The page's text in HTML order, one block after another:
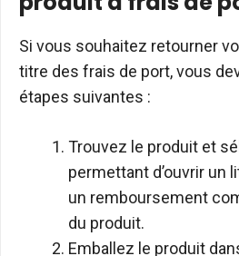
Si vous souhaitez retourner
titre des frais de port, vous
étapes suivantes :
Trouvez le produit et
permettant d’ouvrir un
un remboursement
du produit.
Emballez le produit